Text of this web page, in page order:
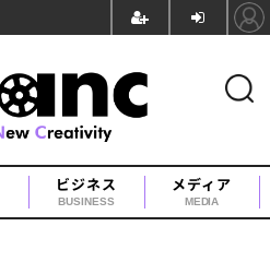
ビジネス
BUSINESS
メディア
MEDIA